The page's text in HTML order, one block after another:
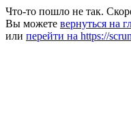
Что-то пошло не так.
Вы можете вернуться на
или перейти на https://